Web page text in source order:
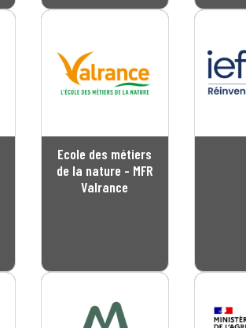
Ecole des métiers
de la nature - MFR
Valrance